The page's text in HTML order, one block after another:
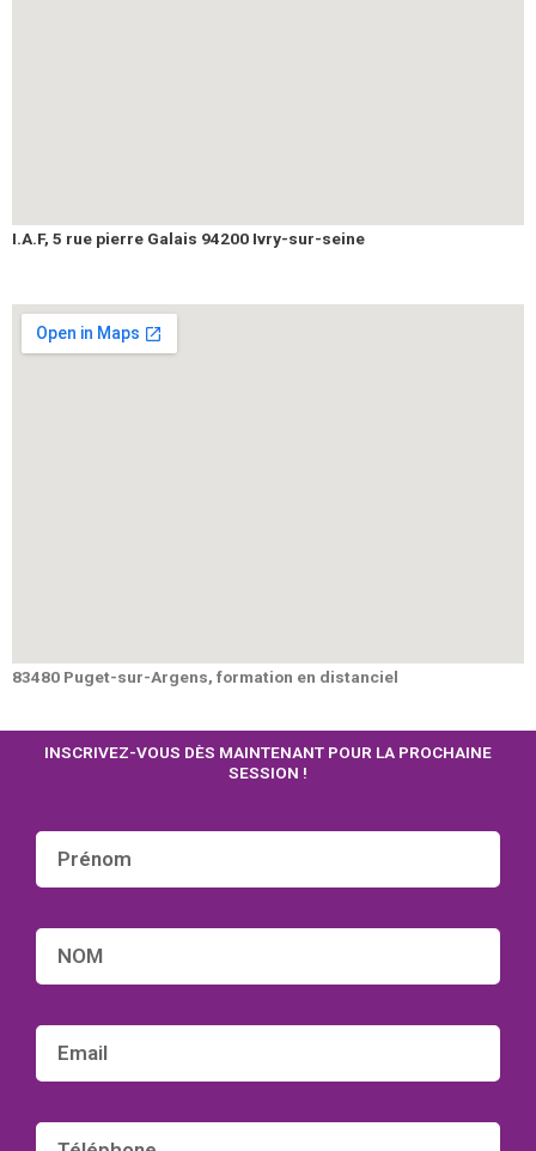
I.A.F, 5 rue pierre Galais 94200 Ivry-sur-seine
83480 Puget-sur-Argens, formation en distanciel
INSCRIVEZ-VOUS DÈS MAINTENANT POUR LA PROCHAINE
SESSION !